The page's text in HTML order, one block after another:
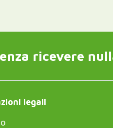
ricevere
legali